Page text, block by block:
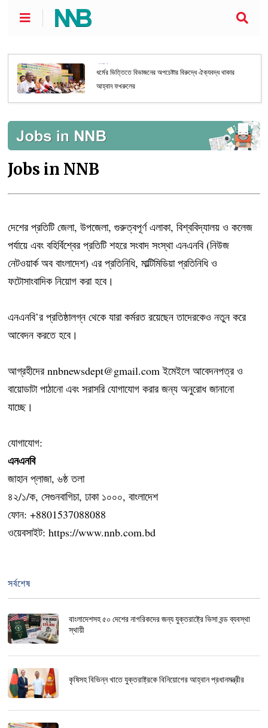
ধর্মের ভিত্তিতে বিভাজনের অপচেষ্টার বিরুদ্ধে ঐক্যবদ্ধ থাকার
আহ্বান ফখরুলের
Jobs in NNB
দেশের প্রতিটি জেলা, উপজেলা, গুরুত্বপূর্ণ এলাকা, বিশ্ববিদ্যালয় ও কলেজ
পর্যায়ে এবং বহির্বিশ্বের প্রতিটি শহরে সংবাদ সংস্থা এনএনবি (নিউজ
নেটওয়ার্ক অব বাংলাদেশ) এর প্রতিনিধি, মাল্টিমিডিয়া প্রতিনিধি ও
ফটোসাংবাদিক নিয়োগ করা হবে।
এনএনবি’র প্রতিষ্ঠালগ্ন থেকে যারা কর্মরত রয়েছেন তাদেরকেও নতুন করে
আবেদন করতে হবে।
আগ্রহীদের nnbnewsdept@gmail.com ইমেইলে আবেদনপত্র ও
বায়োডাটা পাঠানো এবং সরাসরি যোগাযোগ করার জন্য অনুরোধ জানানো
যাচ্ছে।
যোগাযোগ:
এনএনবি
জাহান প্লাজা, ৬ষ্ঠ তলা
৪২/১/ক, সেগুনবাগিচা, ঢাকা ১০০০, বাংলাদেশ
ফোন: +8801537088088
ওয়েবসাইট: https://www.nnb.com.bd
সর্বশেষ
বাংলাদেশসহ ৫০ দেশের নাগরিকদের জন্য যুক্তরাষ্ট্রে ভিসা বন্ড ব্যবস্থা
স্থায়ী
কৃষিসহ বিভিন্ন খাতে যুক্তরাষ্ট্রকে বিনিয়োগের আহ্বান প্রধানমন্ত্রীর